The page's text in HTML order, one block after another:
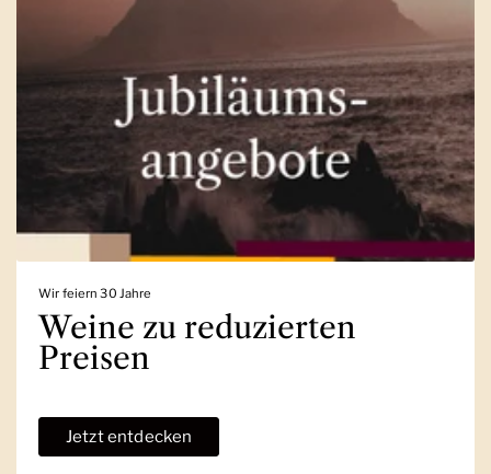
Wir feiern 30 Jahre
Weine zu reduzierten
Preisen
Jetzt entdecken